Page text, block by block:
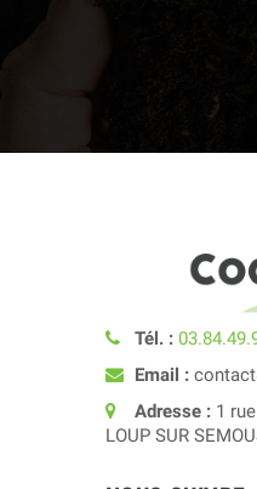
Tél. :
Email :
Adresse : 1
LOUP SUR